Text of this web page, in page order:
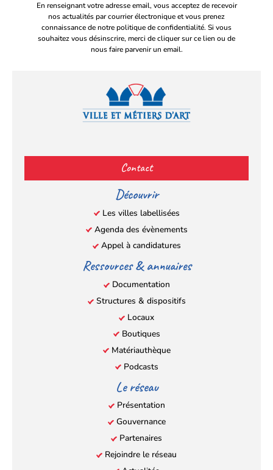
En renseignant votre adresse email, vous acceptez de recevoir
nos actualités par courrier électronique et vous prenez
connaissance de notre politique de confidentialité. Si vous
souhaitez vous désinscrire, merci de cliquer sur ce lien ou de
nous faire parvenir un email.
(s’ouvre
dans
un
nouvel
onglet)
(s’ouvre
dans
un
nouvel
onglet)
(s’ouvre
dans
un
nouvel
onglet)
(s’ouvre
un
nouvel
onglet)
Contact
Découvrir
Les villes labellisées
Agenda des évènements
Appel à candidatures
Ressources & annuaires
Documentation
Structures & dispositifs
Locaux
Boutiques
Matériauthèque
Podcasts
Le réseau
Présentation
Gouvernance
Partenaires
Rejoindre le réseau